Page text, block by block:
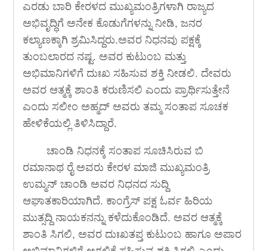
ಎರಡು ಬಾರಿ ಕೇರಳದ ಮುಖ್ಯಮಂತ್ರಿಗಳಾಗಿ ರಾಜ್ಯದ
ಅಭಿವೃದ್ಧಿಗೆ ಅನೇಕ ಕೊಡುಗೆಗಳನ್ನು ನೀಡಿ, ಜನರ
ಕಲ್ಯಾಣಕ್ಕಾಗಿ ಶ್ರಮಿಸಿದ್ದರು.ಅವರ ನಿಧನವು ಪಕ್ಷಕ್ಕೆ
ತುಂಬಲಾರದ ನಷ್ಟ. ಅವರ ಕುಟುಂಬ ಮತ್ತು
ಅಭಿಮಾನಿಗಳಿಗೆ ದುಃಖ ಸಹಿಸುವ ಶಕ್ತಿ ನೀಡಲಿ. ದೇವರು
ಅವರ ಆತ್ಮಕ್ಕೆ ಶಾಂತಿ ಕರುಣಿಸಲಿ ಎಂದು ಪ್ರಾರ್ಥಿಸುತ್ತೇನೆ
ಎಂದು ಸಲೀಂ ಅಹ್ಮದ್ ಅವರು ತಮ್ಮ ಸಂತಾಪ ಸೂಚಕ
ಹೇಳಿಕೆಯಲ್ಲಿ ತಿಳಿಸಿದ್ದಾರೆ.
ಚಾಂಡಿ ನಿಧನಕ್ಕೆ ಸಂತಾಪ ಸೂಚಿಸಿರುವ ಬಿ
ರಮಾನಾಥ ರೈ ಅವರು ಕೇರಳ ಮಾಜಿ ಮುಖ್ಯಮಂತ್ರಿ
ಉಮ್ಮನ್ ಚಾಂಡಿ ಅವರ ನಿಧನದ ಸುದ್ದಿ
ಆಘಾತಕಾರಿಯಾಗಿದೆ. ಕಾಂಗ್ರೆಸ್ ಪಕ್ಷ ಓರ್ವ ಹಿರಿಯ
ಮುತ್ಸದ್ದಿ ನಾಯಕನನ್ನು ಕಳೆದುಕೊಂಡಿದೆ. ಅವರ ಆತ್ಮಕ್ಕೆ
ಶಾಂತಿ ಸಿಗಲಿ, ಅವರ ದುಃಖತಪ್ತ ಕುಟುಂಬ ಹಾಗೂ ಅಪಾರ